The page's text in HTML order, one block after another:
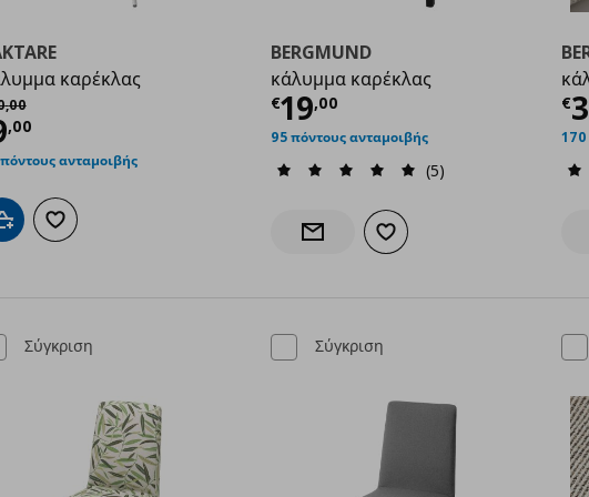
καρέκλας
,00τιμή
,00 τιμή € 9,00
ανταμοιβής
Προσθήκη στο καλάθι
Προσθήκη στα αγαπημένα
BERGMUND
κάλυμμα καρέκλας
€19,00
Τρέχουσα τιμή €
95 πόντους ανταμοιβής
(5)
Ενημέρωση διαθεσιμότητας
Προσθήκη στα αγαπημένα
€
170
Σύγκριση Σύγκριση